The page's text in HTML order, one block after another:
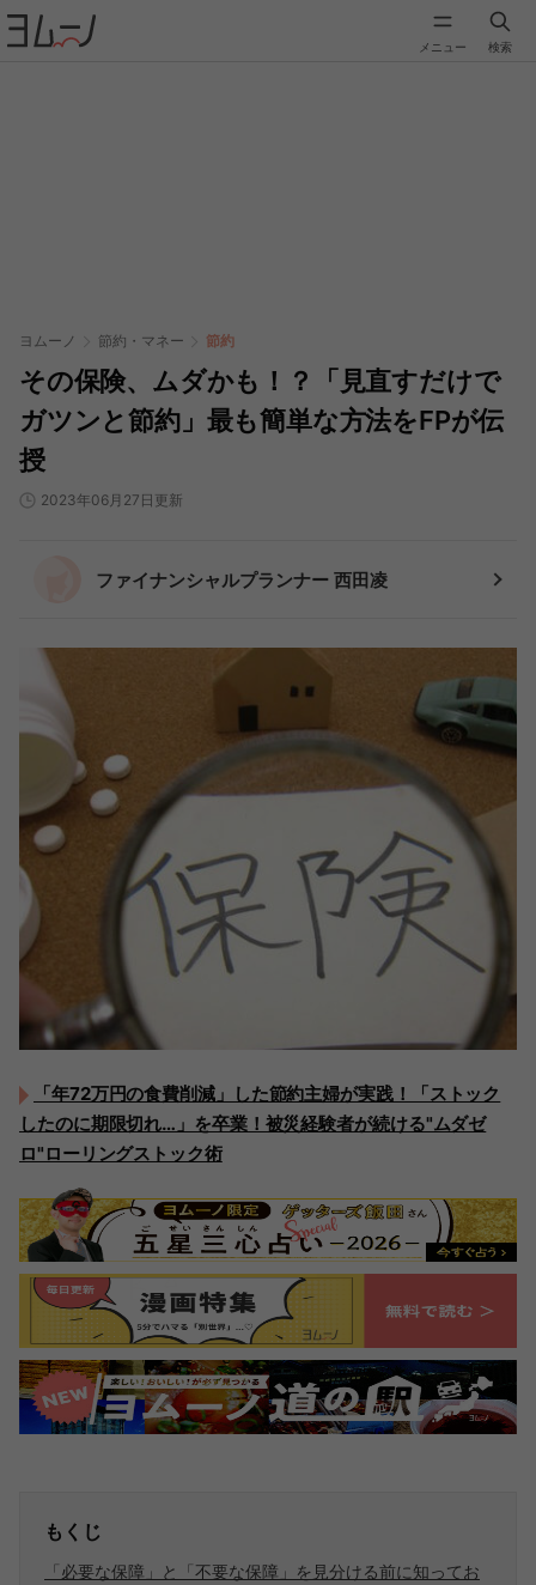
メニュー 検索
ヨムーノ 節約・マネー 節約
その保険、ムダかも！？「見直すだけで
ガツンと節約」最も簡単な方法をFPが伝
授
2023年06月27日更新
ファイナンシャルプランナー 西田凌
「年72万円の食費削減」した節約主婦が実践！「ストック
したのに期限切れ…」を卒業！被災経験者が続ける"ムダゼ
ロ"ローリングストック術
もくじ
「必要な保障」と「不要な保障」を見分ける前に知ってお